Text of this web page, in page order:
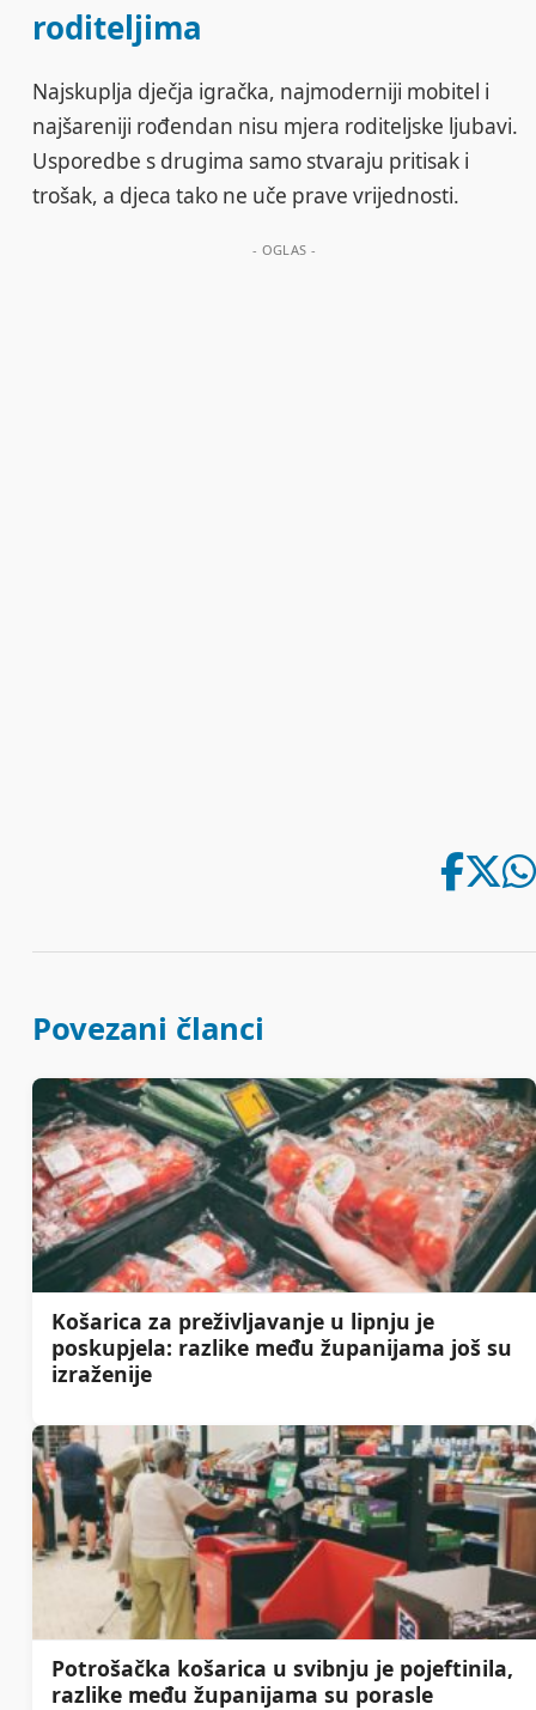
roditeljima
Najskuplja dječja igračka, najmoderniji mobitel i
najšareniji rođendan nisu mjera roditeljske ljubavi.
Usporedbe s drugima samo stvaraju pritisak i
trošak, a djeca tako ne uče prave vrijednosti.
- OGLAS -
Povezani članci
Košarica za preživljavanje u lipnju je
poskupjela: razlike među županijama još su
izraženije
Potrošačka košarica u svibnju je pojeftinila,
razlike među županijama su porasle